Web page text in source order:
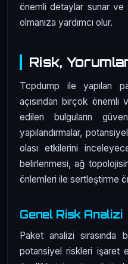
önemli detaylar sunar ve
olmanıza yardımcı olur.
Risk,
Tcpdump ile yapılan
açısından birçok
edilen bulguların
yapılandırmalar,
olası etkilerini
belirlenmesi, ağ
önlemleri ile sertleştirme
Genel Risk Analizi
Paket analizi sırasında
potansiyel riskleri işaret